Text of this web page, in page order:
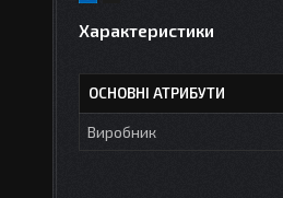
Характеристики
ОСНОВНІ АТРИБУТИ
Виробник